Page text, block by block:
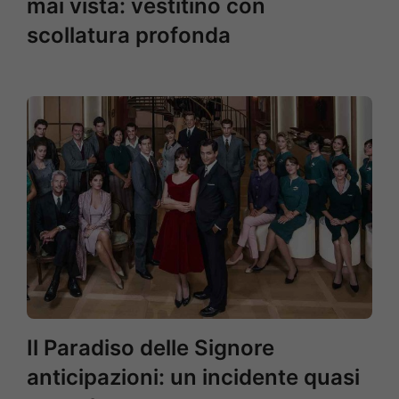
mai vista: vestitino con
scollatura profonda
Il Paradiso delle Signore
anticipazioni: un incidente quasi